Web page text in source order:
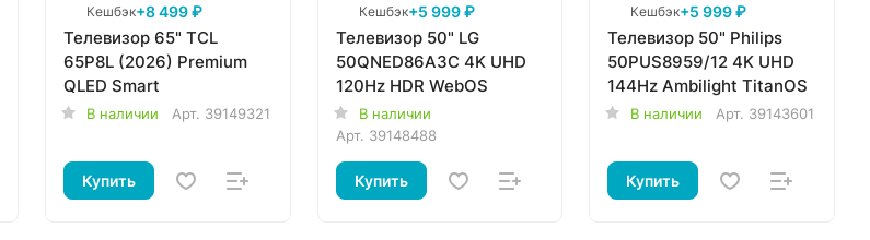
Кешбэк+8 499 ₽
Телевизор 65" TCL
65P8L (2026) Premium
QLED Smart
В наличии Арт. 39149321
Купить
Кешбэк+5 999 ₽
Телевизор 50" LG
50QNED86A3C 4K UHD
120Hz HDR WebOS
В наличии
Арт. 39148488
Купить
Кешбэк+5 999 ₽
Телевизор 50" Philips
50PUS8959/12 4K UHD
144Hz Ambilight TitanOS
В наличии Арт. 39143601
Купить